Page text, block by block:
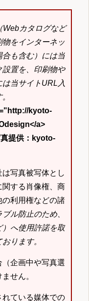
Webカタログなど
をインターネッ
合も含む）には当
設置を、印刷物や
当サイトURL入
kyoto-
a>
提供：kyoto-
写真被写体とし
する肖像権、商
利用権などの諸
ブル防止のため、
）へ使用許諾を取
ります。
企画中や写真選
せん。
ている媒体での